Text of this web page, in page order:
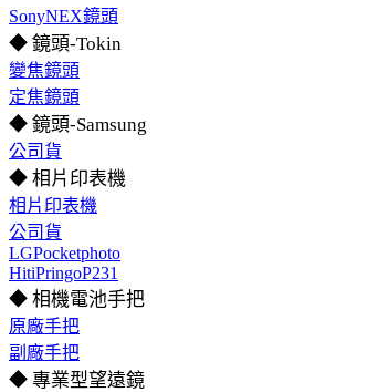
SonyNEX鏡頭
◆ 鏡頭-Tokin
變焦鏡頭
定焦鏡頭
◆ 鏡頭-Samsung
公司貨
◆ 相片印表機
相片印表機
公司貨
LGPocketphoto
HitiPringoP231
◆ 相機電池手把
原廠手把
副廠手把
◆ 專業型望遠鏡